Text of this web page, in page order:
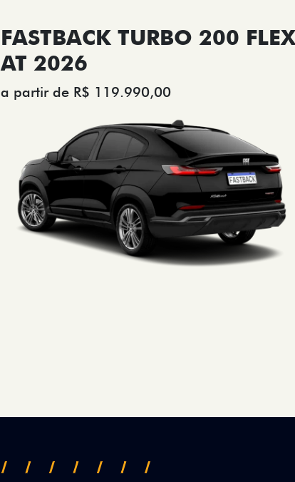
FASTBACK TURBO 200 FLEX
AT 2026
a partir de R$ 119.990,00